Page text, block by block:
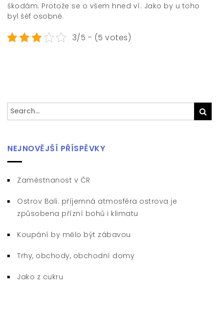
škodám. Protože se o všem hned ví. Jako by u toho
byl šéf osobně.
3/5 - (5 votes)
Search
for:
NEJNOVĚJŠÍ PŘÍSPĚVKY
Zaměstnanost v ČR
Ostrov Bali: příjemná atmosféra ostrova je
způsobena přízní bohů i klimatu
Koupání by mělo být zábavou
Trhy, obchody, obchodní domy
Jako z cukru